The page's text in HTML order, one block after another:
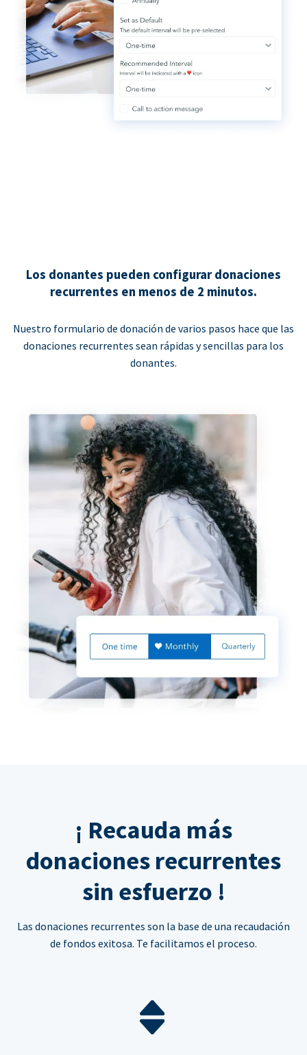
Los donantes pueden configurar donaciones
recurrentes en menos de 2 minutos.
Nuestro formulario de donación de varios pasos hace que las
donaciones recurrentes sean rápidas y sencillas para los
donantes.
¡ Recauda más
donaciones recurrentes
sin esfuerzo !
Las donaciones recurrentes son la base de una recaudación
de fondos exitosa. Te facilitamos el proceso.